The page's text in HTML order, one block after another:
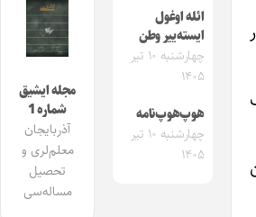
ائله اوغول
ایسته‌ییر وطن
چهارشنبه ۱۰ تیر
۱۴۰۵
هوپ‌هوپ‌نامه
چهارشنبه ۱۰ تیر
۱۴۰۵
مجله ایشیق
شماره 1
آذربایجان
معلم‌لری و
تحصیل
مساله‌سی